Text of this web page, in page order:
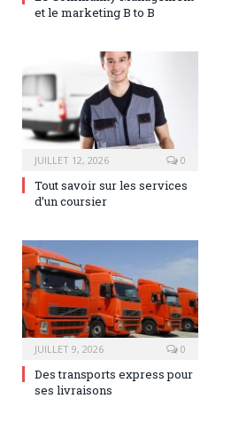
et le marketing B to B
JUILLET 12, 2026 0
Tout savoir sur les services
d’un coursier
JUILLET 9, 2026 0
Des transports express pour
ses livraisons